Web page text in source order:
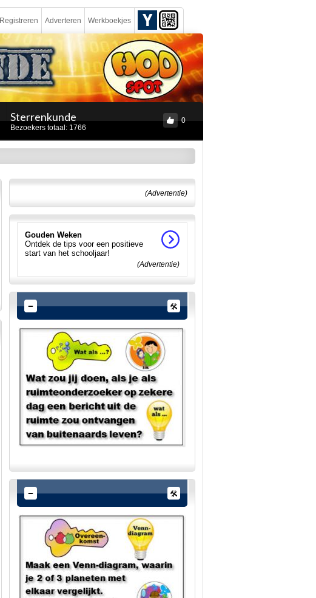
Registreren Adverteren Werkboekjes
0
Sterrenkunde
Bezoekers totaal: 1766
(Advertentie)
Gouden Weken
Ontdek de tips voor een positieve
start van het schooljaar!
(Advertentie)